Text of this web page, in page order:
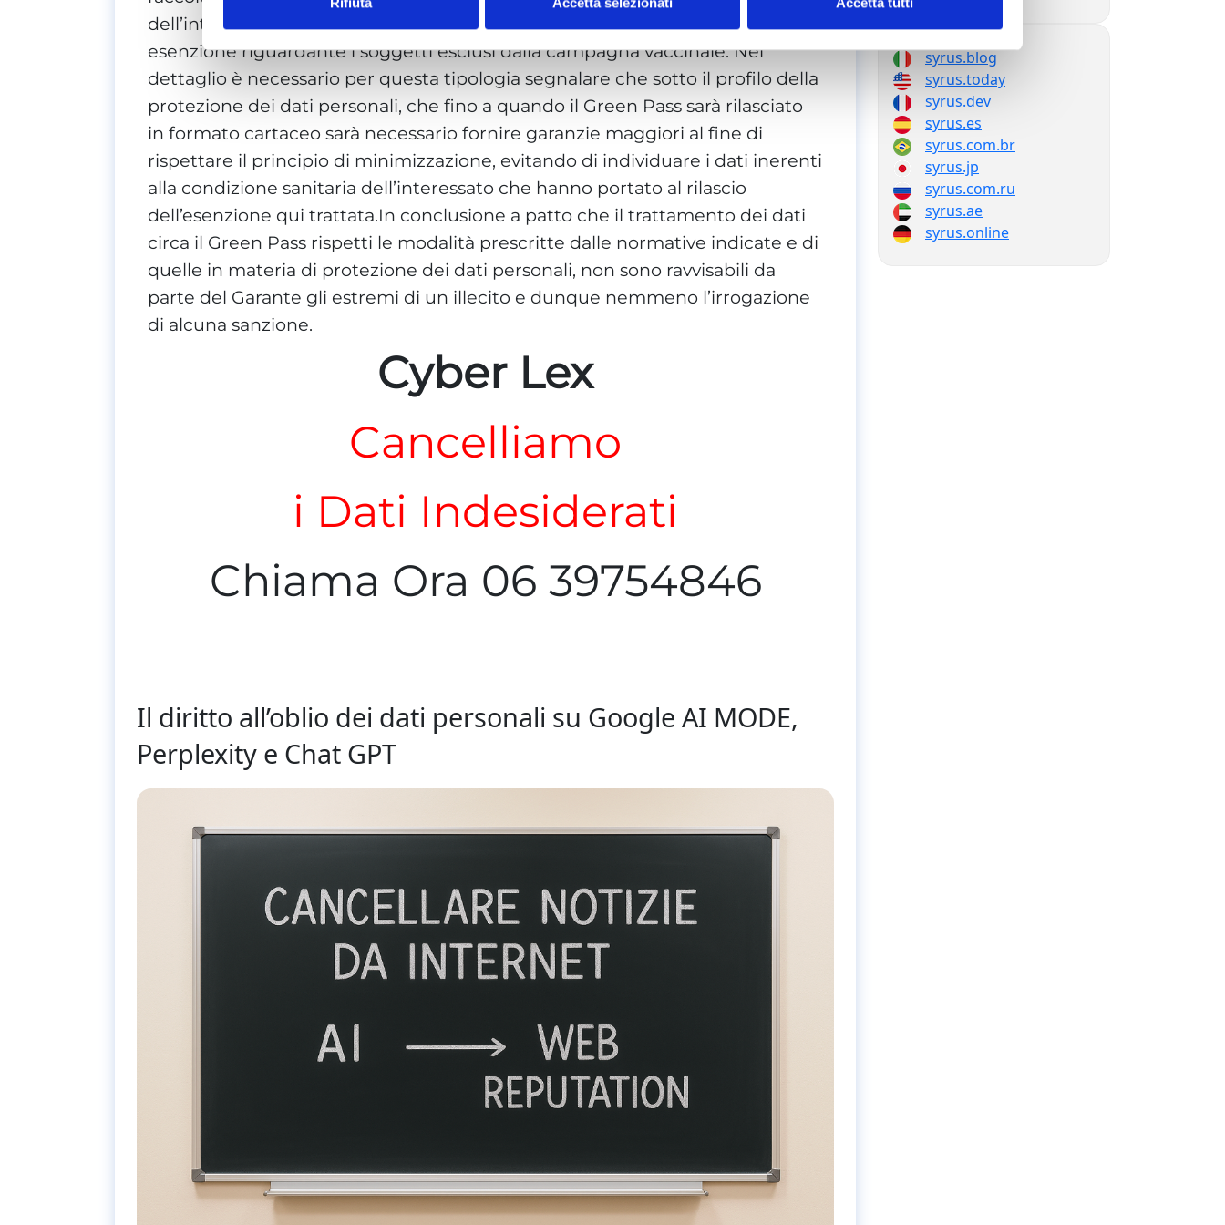
dell’intestatario della certificazione. Il D.l. 105 del 2021 ha poi introdotto una
esenzione riguardante i soggetti esclusi dalla campagna vaccinale. Nel
dettaglio è necessario per questa tipologia segnalare che sotto il profilo della
protezione dei dati personali, che fino a quando il Green Pass sarà rilasciato
in formato cartaceo sarà necessario fornire garanzie maggiori al fine di
rispettare il principio di minimizzazione, evitando di individuare i dati inerenti
alla condizione sanitaria dell’interessato che hanno portato al rilascio
dell’esenzione qui trattata.In conclusione a patto che il trattamento dei dati
circa il Green Pass rispetti le modalità prescritte dalle normative indicate e di
quelle in materia di protezione dei dati personali, non sono ravvisabili da
parte del Garante gli estremi di un illecito e dunque nemmeno l’irrogazione
di alcuna sanzione.
Cyber Lex
Cancelliamo
i Dati Indesiderati
Chiama Ora 06 39754846
Il diritto all’oblio dei dati personali su Google AI MODE,
Perplexity e Chat GPT
syrus.blog
syrus.today
syrus.dev
syrus.es
syrus.com.br
syrus.jp
syrus.com.ru
syrus.ae
syrus.online